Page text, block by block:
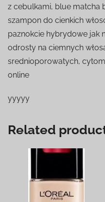
z cebulkami, blue matcha
szampon do cienkich
paznokcie hybrydowe jak
odrosty na ciemnych
srednioporowatych,
online
yyyyy
Related